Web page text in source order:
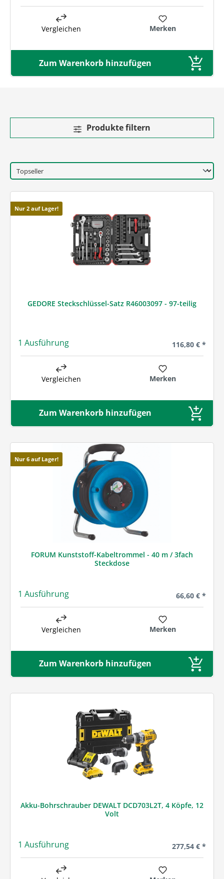
Vergleichen Merken
Zum Warenkorb hinzufügen
Produkte filtern
Nur 2 auf Lager!
GEDORE Steckschlüssel-Satz R46003097 - 97-teilig
1 Ausführung Regulärer
116,80 € *
Vergleichen Merken
Zum Warenkorb hinzufügen
Nur 6 auf Lager!
FORUM Kunststoff-Kabeltrommel - 40 m / 3fach
Steckdose
1 Ausführung Regulärer
66,60 € *
Vergleichen Merken
Zum Warenkorb hinzufügen
Akku-Bohrschrauber DEWALT DCD703L2T, 4 Köpfe, 12
Volt
1 Ausführung Regulärer
277,54 € *